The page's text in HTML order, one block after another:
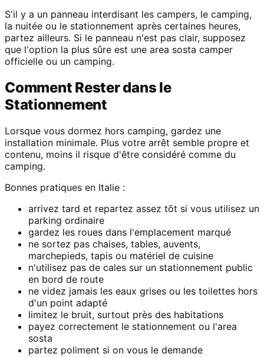
S'il y a un panneau interdisant les campers, le camping,
la nuitée ou le stationnement après certaines heures,
partez ailleurs. Si le panneau n'est pas clair, supposez
que l'option la plus sûre est une area sosta camper
officielle ou un camping.
Comment Rester dans le
Stationnement
Lorsque vous dormez hors camping, gardez une
installation minimale. Plus votre arrêt semble propre et
contenu, moins il risque d'être considéré comme du
camping.
Bonnes pratiques en Italie :
arrivez tard et repartez assez tôt si vous utilisez un
parking ordinaire
gardez les roues dans l'emplacement marqué
ne sortez pas chaises, tables, auvents,
marchepieds, tapis ou matériel de cuisine
n'utilisez pas de cales sur un stationnement public
en bord de route
ne videz jamais les eaux grises ou les toilettes hors
d'un point adapté
limitez le bruit, surtout près des habitations
payez correctement le stationnement ou l'area
sosta
partez poliment si on vous le demande